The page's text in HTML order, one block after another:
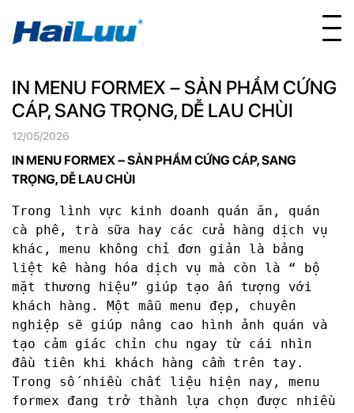
IN MENU FORMEX – SẢN PHẨM CỨNG
CÁP, SANG TRỌNG, DỄ LAU CHÙI
12/05/2026
IN MENU FORMEX – SẢN PHẨM CỨNG CÁP, SANG
TRỌNG, DỄ LAU CHÙI
Trong lình vực kinh doanh quán ăn, quán
cà phê, trà sữa hay các cửa hàng dịch vụ
khác, menu không chỉ đơn giản là bảng
liệt kê hàng hóa dịch vụ mà còn là “ bộ
mặt thương hiệu” giúp tạo ấn tượng với
khách hàng. Một mẫu menu đẹp, chuyên
nghiệp sẽ giúp nâng cao hình ảnh quán và
tạo cảm giác chỉn chu ngay từ cái nhìn
đầu tiên khi khách hàng cầm trên tay.
Trong số nhiều chất liệu hiện nay, menu
formex đang trở thành lựa chọn được nhiều